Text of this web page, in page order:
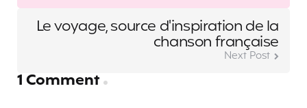
Le voyage, source d'inspiration de la
chanson française
Next Post
1 Comment